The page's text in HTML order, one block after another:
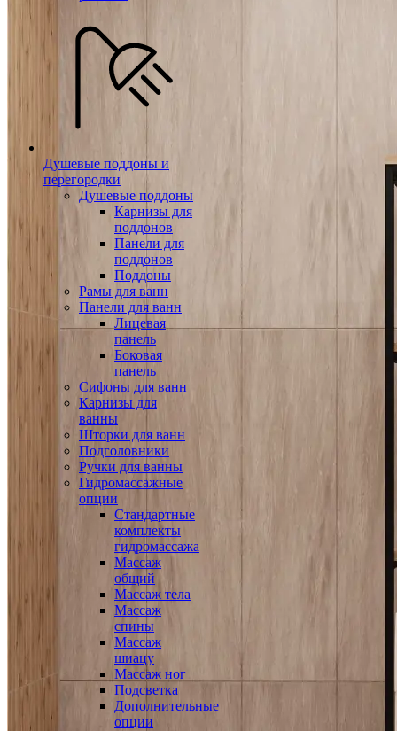
Душевые поддоны и
перегородки
Душевые поддоны
Карнизы для
поддонов
Панели для
поддонов
Поддоны
Рамы для ванн
Панели для ванн
Лицевая
панель
Боковая
панель
Сифоны для ванн
Карнизы для
ванны
Шторки для ванн
Подголовники
Ручки для ванны
Гидромассажные
опции
Стандартные
комплекты
гидромассажа
Массаж
общий
Массаж тела
Массаж
спины
Массаж
шиацу
Массаж ног
Подсветка
Дополнительные
опции